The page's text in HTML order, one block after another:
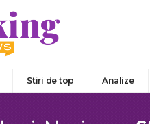
Stiri de top Analize